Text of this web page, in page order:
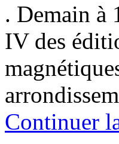
. Demain à
IV des
Continuer